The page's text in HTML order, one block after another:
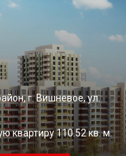
г. Вишневое, ул.
квартиру 110.52 кв. м.